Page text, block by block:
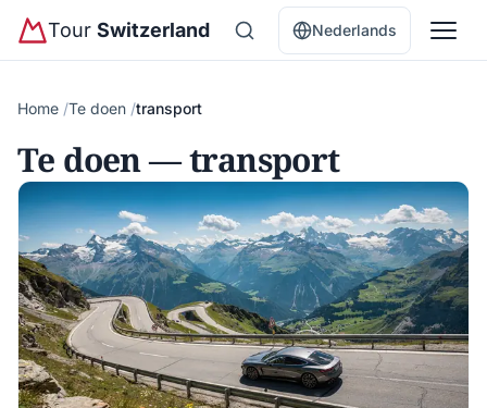
Tour Switzerland Nederlands
Home Te doen transport
Te doen — transport